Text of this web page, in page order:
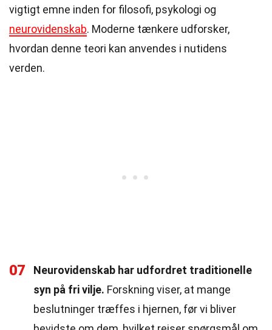
vigtigt emne inden for filosofi, psykologi og
neurovidenskab. Moderne tænkere udforsker,
hvordan denne teori kan anvendes i nutidens
verden.
07
Neurovidenskab har udfordret traditionelle
syn på fri vilje. Forskning viser, at mange
beslutninger træffes i hjernen, før vi bliver